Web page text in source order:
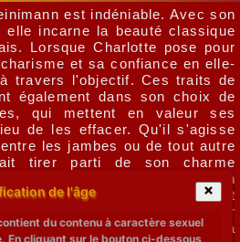
est indéniable. Avec son
incarne la beauté classique
Lorsque Charlotte pose pour
et sa confiance en elle-
travers l'objectif. Ces traits de
également dans son choix de
qui mettent en valeur ses
de les effacer. Qu'il s'agisse
les jambes ou de tout autre
tirer parti de son charme
fans et les spectateurs de son
passionnée, Charlotte est
public grâce à sa présence sur
beauté intemporelle et sa
de l'âge
du contenu à caractère sexuel
En cliquant sur le bouton ci-dessous,